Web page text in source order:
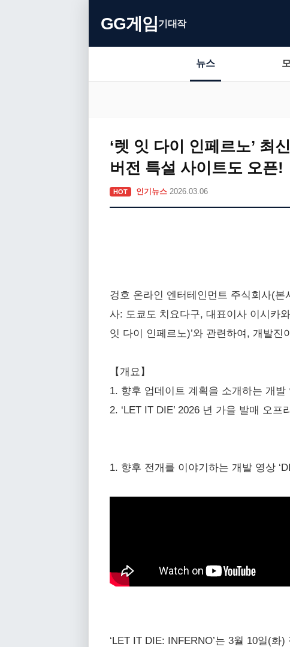
GG게임기대작
뉴스
‘렛 잇 다이 인페르노’ 최
버전 특설 사이트도 오픈!
HOT 인기뉴스 2026.03.06
겅호 온라인 엔터테인먼트 주식회사(
사: 도쿄도 치요다구, 대표이사 이시카
잇 다이 인페르노)’와 관련하여, 개발진
【개요】
1. 향후 업데이트 계획을 소개하는 개발
2. ‘LET IT DIE’ 2026 년 가을 발매 오
1. 향후 전개를 이야기하는 개발 영상
‘LET IT DIE: INFERNO’는 3월 10일(